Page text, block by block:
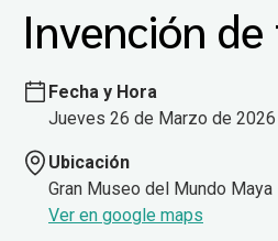
Invención
Fecha y Hora
Jueves 26 de Marzo de 2026
Ubicación
Gran Museo del Mundo Maya
Ver en google maps